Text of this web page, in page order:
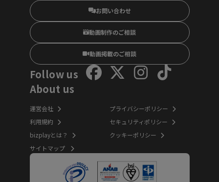
お問い合わせ
動画制作のご相談
動画掲載のご相談
Follow us
About us
運営会社
利用規約
bizplayとは？
サイトマップ
プライバシーポリシー
セキュリティポリシー
クッキーポリシー